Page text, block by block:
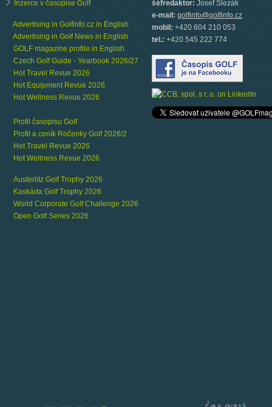
Inzerce v časopise Golf
Advertising in Golfinfo.cz in English
Advertising in Golf News in English
GOLF magazine profile in English
Czech Golf Guide - Yearbook 2026/27
Hot Travel Revue 2026
Hot Equipment Revue 2026
Hot Wellness Revue 2026
Profil časopisu Golf
Profil a ceník Ročenky Golf 2026/2
Hot Travel Revue 2026
Hot Wellness Revue 2026
Austerlitz Golf Trophy 2026
Kaskáda Golf Trophy 2026
World Corporate Golf Challenge 2026
Open Golf Series 2026
šéfredaktor: Josef Slezák
e-mail: golfinfo@golfinfo.cz
mobil: +420 604 210 053
tel.: +420 545 222 774